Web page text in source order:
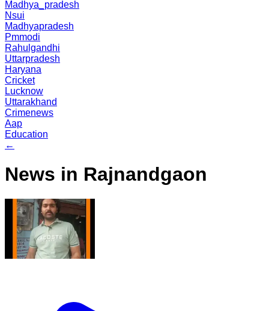
Madhya_pradesh
Nsui
Madhyapradesh
Pmmodi
Rahulgandhi
Uttarpradesh
Haryana
Cricket
Lucknow
Uttarakhand
Crimenews
Aap
Education
←
News in Rajnandgaon